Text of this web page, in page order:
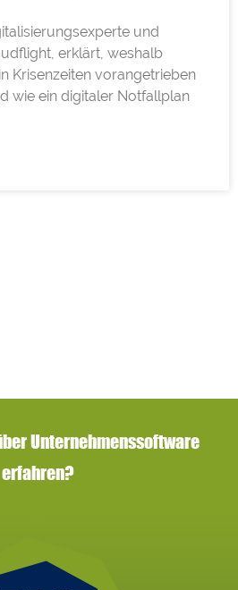
und
erklärt, weshalb
Krisenzeiten vorangetrieben
wie ein digitaler Notfallplan
Unternehmenssoftware
erfahren?